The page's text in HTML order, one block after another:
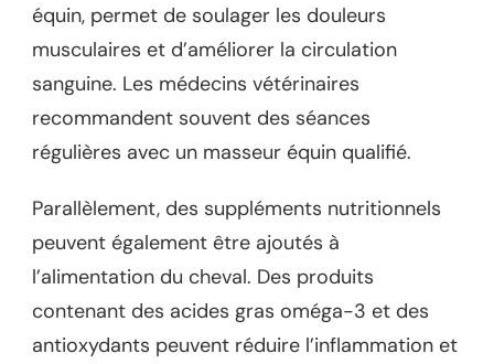
équin, permet de soulager les douleurs
musculaires et d’améliorer la circulation
sanguine. Les médecins vétérinaires
recommandent souvent des séances
régulières avec un masseur équin qualifié.
Parallèlement, des suppléments nutritionnels
peuvent également être ajoutés à
l’alimentation du cheval. Des produits
contenant des acides gras oméga-3 et des
antioxydants peuvent réduire l’inflammation et